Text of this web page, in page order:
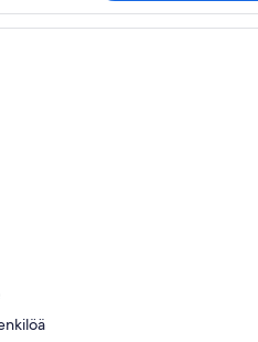
foam -patjalliset sängyt, minibaari